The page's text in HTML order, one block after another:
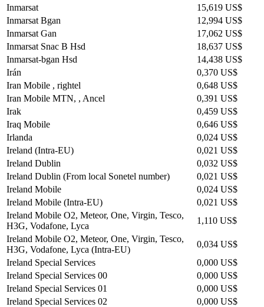
Inmarsat
15,619 US$
Inmarsat Bgan
12,994 US$
Inmarsat Gan
17,062 US$
Inmarsat Snac B Hsd
18,637 US$
Inmarsat-bgan Hsd
14,438 US$
Irán
0,370 US$
Iran Mobile , rightel
0,648 US$
Iran Mobile MTN, , Ancel
0,391 US$
Irak
0,459 US$
Iraq Mobile
0,646 US$
Irlanda
0,024 US$
Ireland (Intra-EU)
0,021 US$
Ireland Dublin
0,032 US$
Ireland Dublin (From local Sonetel number)
0,021 US$
Ireland Mobile
0,024 US$
Ireland Mobile (Intra-EU)
0,021 US$
Ireland Mobile O2, Meteor, One, Virgin, Tesco,
H3G, Vodafone, Lyca
1,110 US$
Ireland Mobile O2, Meteor, One, Virgin, Tesco,
H3G, Vodafone, Lyca (Intra-EU)
0,034 US$
Ireland Special Services
0,000 US$
Ireland Special Services 00
0,000 US$
Ireland Special Services 01
0,000 US$
Ireland Special Services 02
0,000 US$